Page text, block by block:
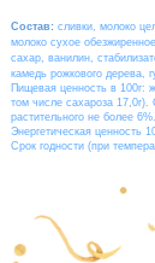
Состав: сливки, молоко
молоко сухое
сахар, ванилин,
камедь рожкового дерева,
Пищевая ценность в 100г:
том числе сахароза
растительного не более 6%.
Энергетическая ценность
Срок годности (при